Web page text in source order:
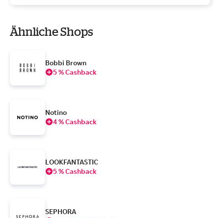
Ähnliche Shops
Bobbi Brown
5 % Cashback
Notino
4 % Cashback
LOOKFANTASTIC
5 % Cashback
SEPHORA